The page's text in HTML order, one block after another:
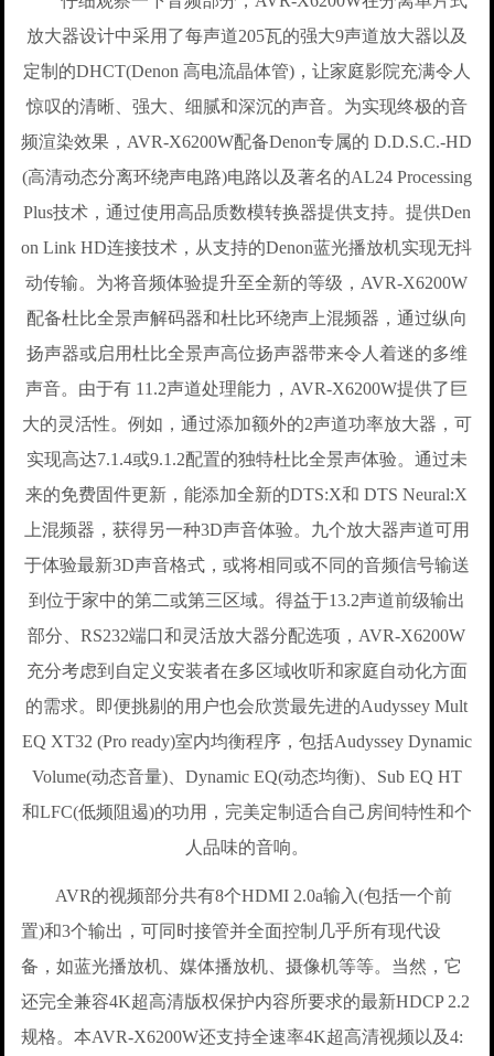
放大器设计中采用了每声道205瓦的强大9声道放大器以及
定制的DHCT(Denon 高电流晶体管)，让家庭影院充满令人
惊叹的清晰、强大、细腻和深沉的声音。为实现终极的音
频渲染效果，AVR-X6200W配备Denon专属的 D.D.S.C.-HD
(高清动态分离环绕声电路)电路以及著名的AL24 Processing
Plus技术，通过使用高品质数模转换器提供支持。提供Den
on Link HD连接技术，从支持的Denon蓝光播放机实现无抖
动传输。为将音频体验提升至全新的等级，AVR-X6200W
配备杜比全景声解码器和杜比环绕声上混频器，通过纵向
扬声器或启用杜比全景声高位扬声器带来令人着迷的多维
声音。由于有 11.2声道处理能力，AVR-X6200W提供了巨
大的灵活性。例如，通过添加额外的2声道功率放大器，可
实现高达7.1.4或9.1.2配置的独特杜比全景声体验。通过未
来的免费固件更新，能添加全新的DTS:X和 DTS Neural:X
上混频器，获得另一种3D声音体验。九个放大器声道可用
于体验最新3D声音格式，或将相同或不同的音频信号输送
到位于家中的第二或第三区域。得益于13.2声道前级输出
部分、RS232端口和灵活放大器分配选项，AVR-X6200W
充分考虑到自定义安装者在多区域收听和家庭自动化方面
的需求。即便挑剔的用户也会欣赏最先进的Audyssey Mult
EQ XT32 (Pro ready)室内均衡程序，包括Audyssey Dynamic
Volume(动态音量)、Dynamic EQ(动态均衡)、Sub EQ HT
和LFC(低频阻遏)的功用，完美定制适合自己房间特性和个
人品味的音响。
AVR的视频部分共有8个HDMI 2.0a输入(包括一个前
置)和3个输出，可同时接管并全面控制几乎所有现代设
备，如蓝光播放机、媒体播放机、摄像机等等。当然，它
还完全兼容4K超高清版权保护内容所要求的最新HDCP 2.2
规格。本AVR-X6200W还支持全速率4K超高清视频以及4: